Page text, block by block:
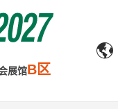
展馆B区